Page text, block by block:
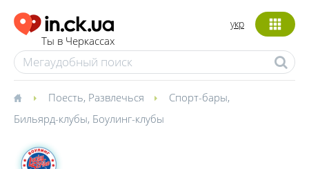
Ты в Черкассах
укр
Поесть, Развлечься Спорт-бары,
Бильярд-клубы, Боулинг-клубы